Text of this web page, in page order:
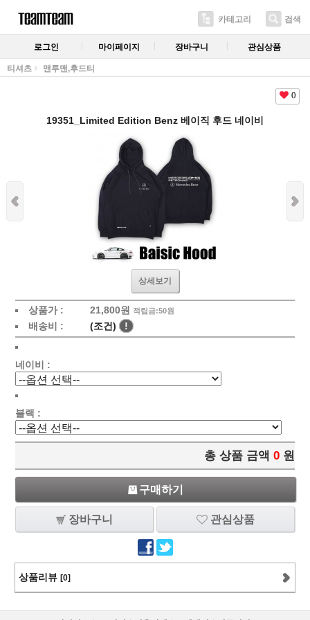
카테고리 검색
로그인 마이페이지 장바구니 관심상품
티셔츠 맨투맨,후드티
0
19351_Limited Edition Benz 베이직 후드 네이비
상세보기
상품가 : 21,800원 적립금:50원
배송비 : (조건) !
네이비 :
블랙 :
총 상품 금액 0 원
구매하기
장바구니 관심상품
상품리뷰 [0]